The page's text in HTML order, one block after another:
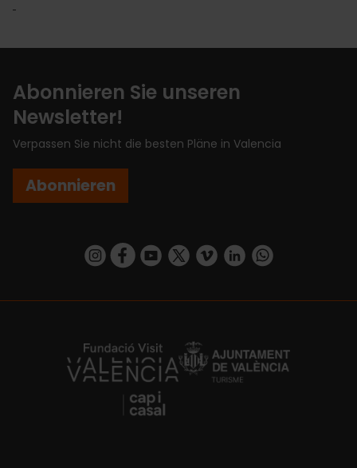
Abonnieren Sie unseren
Newsletter!
Verpassen Sie nicht die besten Pläne in Valencia
Abonnieren
https://www.instagram.com/visit_valencia/
https://www.facebook.com/
https://www.youtube.com/user/
https://twitter.com/_VivaValencia
https://vimeo.com/
https://www.linkedin.com/company/turismo-valencia/https://api.whatsapp.com/send/
https://fundacion.visitvalencia.com/